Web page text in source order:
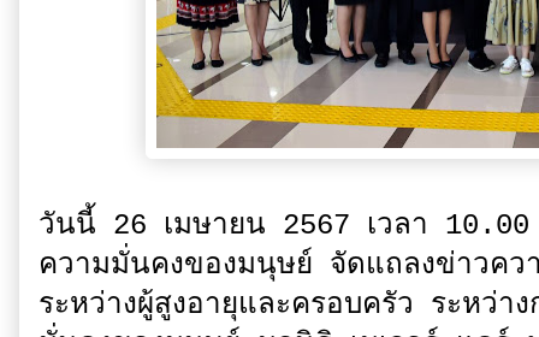
วันนี้ 26 เมษายน 2567 เวลา
ความมั่นคงของมนุษย์ จัดแถลงข่าวค
ระหว่างผู้สูงอายุและครอบครัว ระหว่า